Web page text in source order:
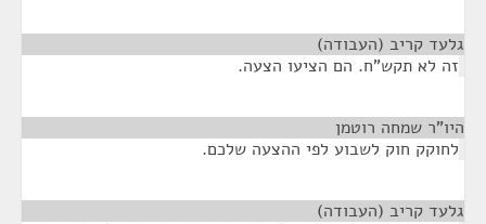
גלעד קריב (העבודה)
זה לא תקש"ח. הם הציעו הצעה.
היו"ר שמחה רוטמן
לחוקק חוק לשבוע לפי ההצעה שלכם.
גלעד קריב (העבודה)